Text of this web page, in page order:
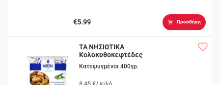
€5.99 Προσθήκη
ΤΑ ΝΗΣΙΩΤΙΚΑ
Κολοκυθοκεφτέδες
Κατεψυγμένοι 400γρ.